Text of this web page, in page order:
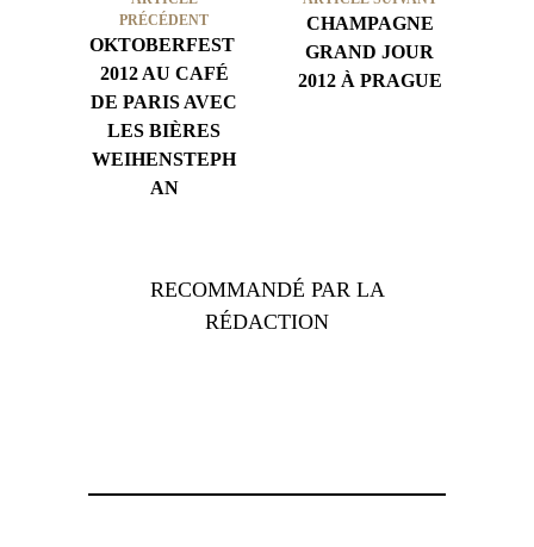
PRÉCÉDENT
OKTOBERFEST
2012 AU CAFÉ
DE PARIS AVEC
LES BIÈRES
WEIHENSTEPH
AN
CHAMPAGNE
GRAND JOUR
2012 À PRAGUE
RECOMMANDÉ PAR LA
RÉDACTION